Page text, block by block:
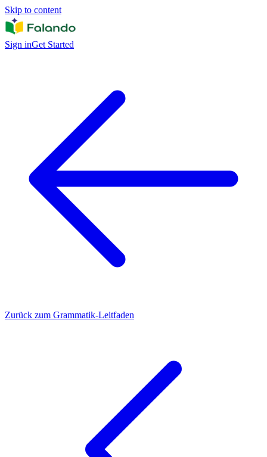
Skip to content
Sign inGet Started
Zurück zum Grammatik-Leitfaden